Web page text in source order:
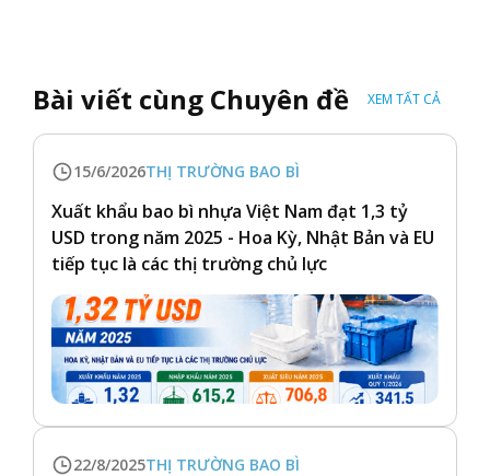
Bài viết cùng Chuyên đề XEM TẤT CẢ
15/6/2026THỊ TRƯỜNG BAO BÌ
Xuất khẩu bao bì nhựa Việt Nam đạt 1,3 tỷ
USD trong năm 2025 - Hoa Kỳ, Nhật Bản và EU
tiếp tục là các thị trường chủ lực
22/8/2025THỊ TRƯỜNG BAO BÌ